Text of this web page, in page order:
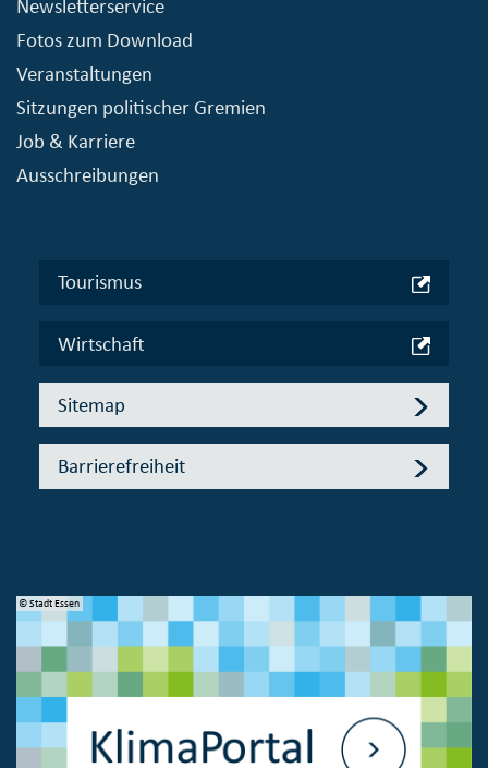
Newsletterservice
Fotos zum Download
Veranstaltungen
Sitzungen politischer Gremien
Job & Karriere
Ausschreibungen
Tourismus
Wirtschaft
Sitemap
Barrierefreiheit
© Stadt Essen